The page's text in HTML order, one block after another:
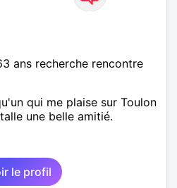
ans recherche rencontre
qui me plaise sur Toulon
une belle amitié.
le profil